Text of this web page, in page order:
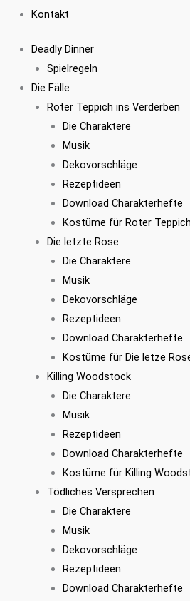
Kontakt
Deadly Dinner
Spielregeln
Die Fälle
Roter Teppich ins Verderben
Die Charaktere
Musik
Dekovorschläge
Rezeptideen
Download Charakterhefte
Kostüme für Roter
Die letzte Rose
Die Charaktere
Musik
Dekovorschläge
Rezeptideen
Download Charakterhefte
Kostüme für Die letze
Killing Woodstock
Die Charaktere
Musik
Rezeptideen
Download Charakterhefte
Kostüme für Killing
Tödliches Versprechen
Die Charaktere
Musik
Dekovorschläge
Rezeptideen
Download Charakterhefte